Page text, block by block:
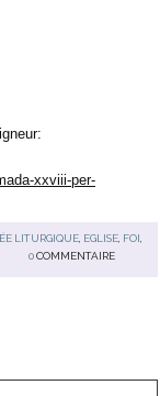
xxviii-per-
LITURGIQUE, EGLISE, FOI ,
0 COMMENTAIRE